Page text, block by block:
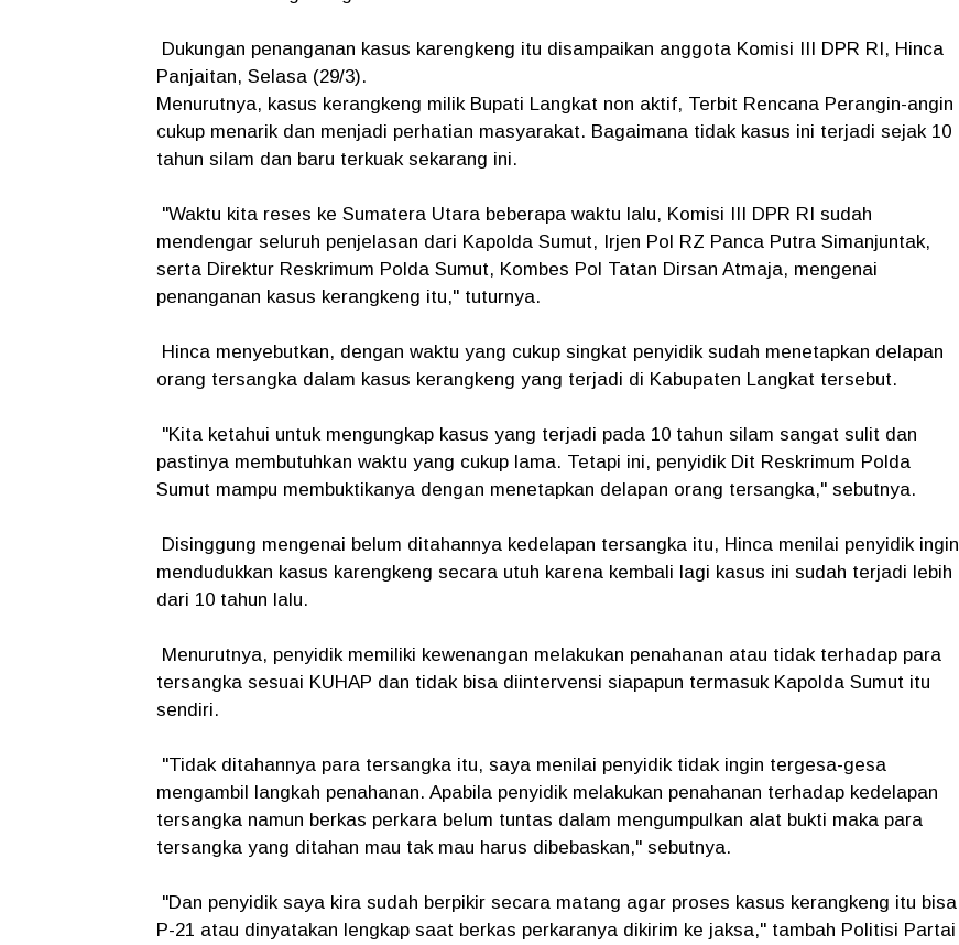
Dukungan penanganan kasus karengkeng itu disampaikan anggota Komisi III DPR RI, Hinca
Panjaitan, Selasa (29/3).
Menurutnya, kasus kerangkeng milik Bupati Langkat non aktif, Terbit Rencana Perangin-angin
cukup menarik dan menjadi perhatian masyarakat. Bagaimana tidak kasus ini terjadi sejak 10
tahun silam dan baru terkuak sekarang ini.
"Waktu kita reses ke Sumatera Utara beberapa waktu lalu, Komisi III DPR RI sudah
mendengar seluruh penjelasan dari Kapolda Sumut, Irjen Pol RZ Panca Putra Simanjuntak,
serta Direktur Reskrimum Polda Sumut, Kombes Pol Tatan Dirsan Atmaja, mengenai
penanganan kasus kerangkeng itu," tuturnya.
Hinca menyebutkan, dengan waktu yang cukup singkat penyidik sudah menetapkan delapan
orang tersangka dalam kasus kerangkeng yang terjadi di Kabupaten Langkat tersebut.
"Kita ketahui untuk mengungkap kasus yang terjadi pada 10 tahun silam sangat sulit dan
pastinya membutuhkan waktu yang cukup lama. Tetapi ini, penyidik Dit Reskrimum Polda
Sumut mampu membuktikanya dengan menetapkan delapan orang tersangka," sebutnya.
Disinggung mengenai belum ditahannya kedelapan tersangka itu, Hinca menilai penyidik ingin
mendudukkan kasus karengkeng secara utuh karena kembali lagi kasus ini sudah terjadi lebih
dari 10 tahun lalu.
Menurutnya, penyidik memiliki kewenangan melakukan penahanan atau tidak terhadap para
tersangka sesuai KUHAP dan tidak bisa diintervensi siapapun termasuk Kapolda Sumut itu
sendiri.
"Tidak ditahannya para tersangka itu, saya menilai penyidik tidak ingin tergesa-gesa
mengambil langkah penahanan. Apabila penyidik melakukan penahanan terhadap kedelapan
tersangka namun berkas perkara belum tuntas dalam mengumpulkan alat bukti maka para
tersangka yang ditahan mau tak mau harus dibebaskan," sebutnya.
"Dan penyidik saya kira sudah berpikir secara matang agar proses kasus kerangkeng itu bisa
P-21 atau dinyatakan lengkap saat berkas perkaranya dikirim ke jaksa," tambah Politisi Partai